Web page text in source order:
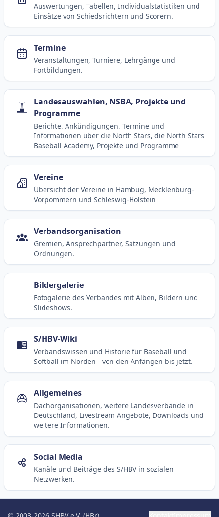
Auswertungen, Tabellen, Individualstatistiken und
Einsätze von Schiedsrichtern und Scorern.
Termine
Veranstaltungen, Turniere, Lehrgänge und
Fortbildungen.
Landesauswahlen, NSBA, Projekte und
Programme
Berichte, Ankündigungen, Termine und
Informationen über die North Stars, die North Stars
Baseball Academy, Projekte und Programme
Vereine
Übersicht der Vereine in Hambug, Mecklenburg-
Vorpommern und Schleswig-Holstein
Verbandsorganisation
Gremien, Ansprechpartner, Satzungen und
Ordnungen.
Bildergalerie
Fotogalerie des Verbandes mit Alben, Bildern und
Slideshows.
S/HBV-Wiki
Verbandswissen und Historie für Baseball und
Softball im Norden - von den Anfängen bis jetzt.
Allgemeines
Dachorganisationen, weitere Landesverbände in
Deutschland, Livestream Angebote, Downloads und
weitere Informationen.
Social Media
Kanäle und Beiträge des S/HBV in sozialen
Netzwerken.